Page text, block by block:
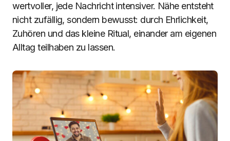
wertvoller, jede Nachricht intensiver. Nähe entsteht
nicht zufällig, sondern bewusst: durch Ehrlichkeit,
Zuhören und das kleine Ritual, einander am eigenen
Alltag teilhaben zu lassen.